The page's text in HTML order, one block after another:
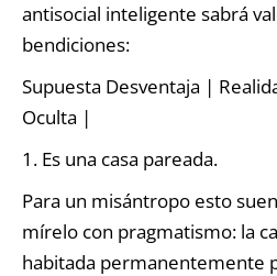
antisocial inteligente sabrá
bendiciones:
Supuesta Desventaja |
Oculta |
1. Es una casa pareada.
Para un misántropo esto
mírelo con pragmatismo: la
habitada permanentemente